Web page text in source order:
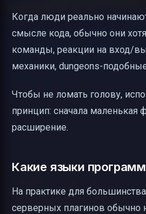
Когда люди реально
смысле кода, обычно они
команды, реакции на вход/
механики, dungeons-
Чтобы не ломать голову,
принцип: сначала маленькая
расширение.
Какие языки
На практике для
серверных плагинов обычно